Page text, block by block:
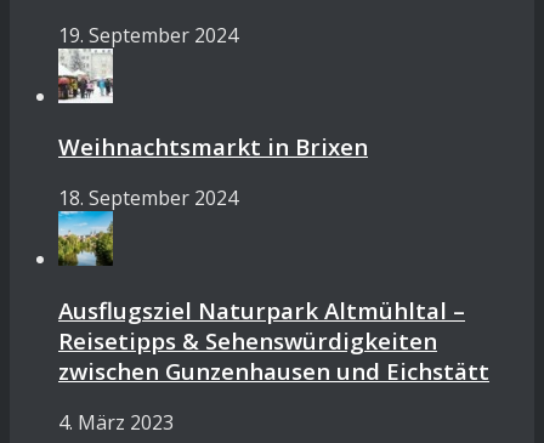
19. September 2024
Weihnachtsmarkt in Brixen
18. September 2024
Ausflugsziel Naturpark Altmühltal –
Reisetipps & Sehenswürdigkeiten
zwischen Gunzenhausen und Eichstätt
4. März 2023